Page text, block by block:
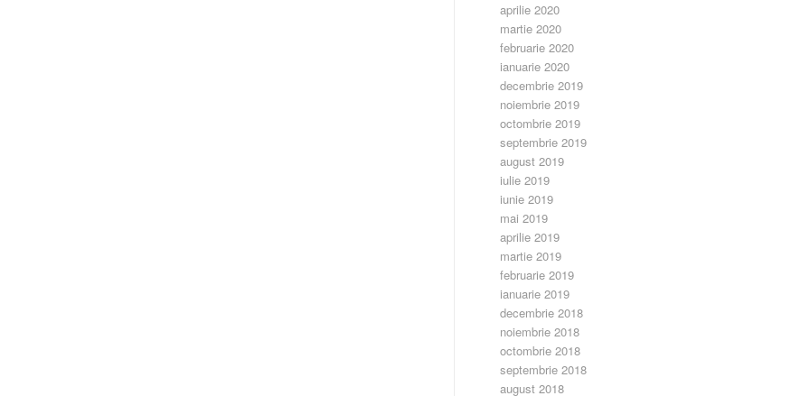
aprilie 2020
martie 2020
februarie 2020
ianuarie 2020
decembrie 2019
noiembrie 2019
octombrie 2019
septembrie 2019
august 2019
iulie 2019
iunie 2019
mai 2019
aprilie 2019
martie 2019
februarie 2019
ianuarie 2019
decembrie 2018
noiembrie 2018
octombrie 2018
septembrie 2018
august 2018